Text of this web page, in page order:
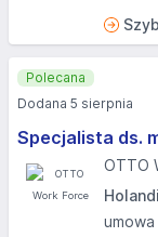
Specjalista ds.
OTTO
Polecana
Dodana 5 sierpnia